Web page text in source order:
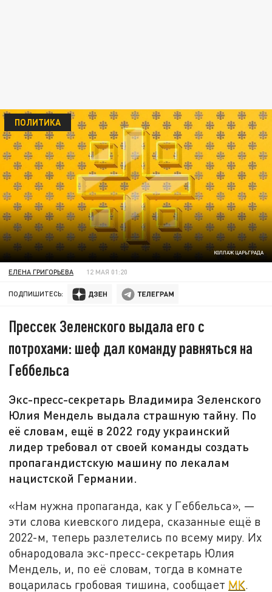
КОЛЛАЖ ЦАРЬГРАДА
ПОЛИТИКА
ЕЛЕНА ГРИГОРЬЕВА 12 МАЯ 01:20
ПОДПИШИТЕСЬ:
Прессек Зеленского выдала его с
потрохами: шеф дал команду равняться на
Геббельса
Экс-пресс-секретарь Владимира Зеленского
Юлия Мендель выдала страшную тайну. По
её словам, ещё в 2022 году украинский
лидер требовал от своей команды создать
пропагандистскую машину по лекалам
нацистской Германии.
«Нам нужна пропаганда, как у Геббельса», —
эти слова киевского лидера, сказанные ещё в
2022-м, теперь разлетелись по всему миру. Их
обнародовала экс-пресс-секретарь Юлия
Мендель, и, по её словам, тогда в комнате
воцарилась гробовая тишина, сообщает МК.